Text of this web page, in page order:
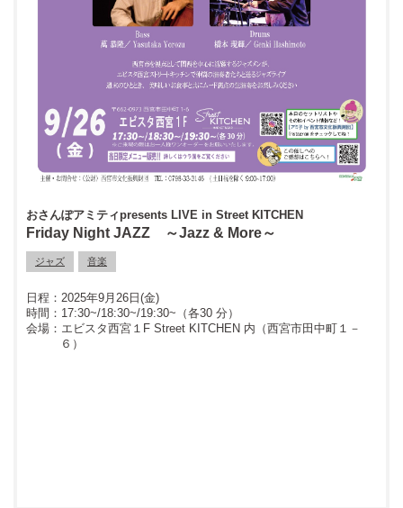
おさんぽアミティpresents LIVE in Street KITCHEN
Friday Night JAZZ ～Jazz & More～
ジャズ 音楽
2025年9月26日(金)
17:30~/18:30~/19:30~（各30 分）
エビスタ西宮１F Street KITCHEN 内（西宮市田中町１－
６）